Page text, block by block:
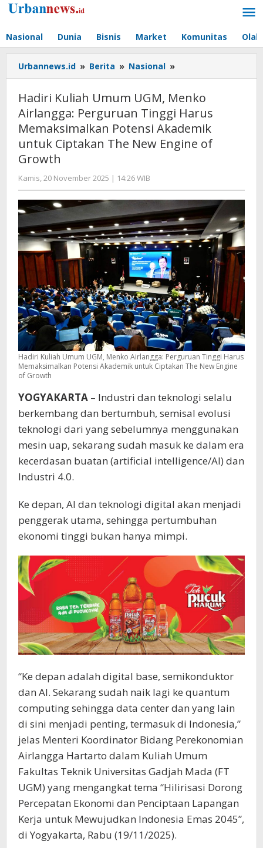
Lewati
Nasional Dunia Bisnis Market Komunitas
Urbannews.id » Berita » Nasional »
Kuliah
UGM,
Menko
Airlangga:
Perguruan
Tinggi
Potensi
Akademik
untuk
Ciptakan
The
New
Engine
of
Growth
Hadiri Kuliah Umum UGM, Menko
Airlangga: Perguruan Tinggi Harus
Memaksimalkan Potensi Akademik
untuk Ciptakan The New Engine of
Growth
Kamis, 20 November 2025 | 14:26 WIB
Editor
Hadiri Kuliah Umum UGM, Menko Airlangga: Perguruan Tinggi Harus
Memaksimalkan Potensi Akademik untuk Ciptakan The New Engine
of Growth
YOGYAKARTA – Industri dan teknologi selalu
berkembang dan bertumbuh, semisal evolusi
teknologi dari yang sebelumnya menggunakan
mesin uap, sekarang sudah masuk ke dalam era
kecerdasan buatan (artificial intelligence/AI) dan
Industri 4.0.
Ke depan, AI dan teknologi digital akan menjadi
penggerak utama, sehingga pertumbuhan
ekonomi tinggi bukan hanya mimpi.
“Ke depan adalah digital base, semikonduktor
dan AI. Sekarang sudah naik lagi ke quantum
computing sehingga data center dan yang lain
di sini menjadi penting, termasuk di Indonesia,”
jelas Menteri Koordinator Bidang Perekonomian
Airlangga Hartarto dalam Kuliah Umum
Fakultas Teknik Universitas Gadjah Mada (FT
UGM) yang mengangkat tema “Hilirisasi Dorong
Percepatan Ekonomi dan Penciptaan Lapangan
Kerja untuk Mewujudkan Indonesia Emas 2045”,
di Yogyakarta, Rabu (19/11/2025).